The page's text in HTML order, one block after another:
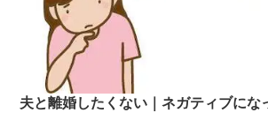
夫と離婚したくない｜ネガティブにな